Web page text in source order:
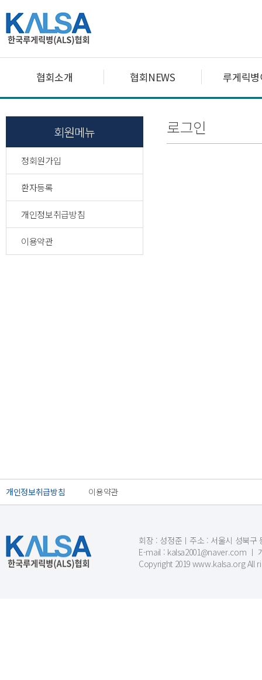
협회소개 협회NEWS 루게릭
회원메뉴
정회원가입
환자등록
개인정보취급방침
이용약관
로그인
개인정보취급방침 이용약관
회장 : 성정준ㅣ주소 : 서울시 성북구
E-mail : kalsa2001@naver.com ㅣ
Copyright 2019 www.kalsa.org All